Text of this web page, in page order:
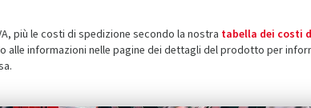
più le costi di spedizione secondo la nostra tabella dei costi
alle informazioni nelle pagine dei dettagli del prodotto per